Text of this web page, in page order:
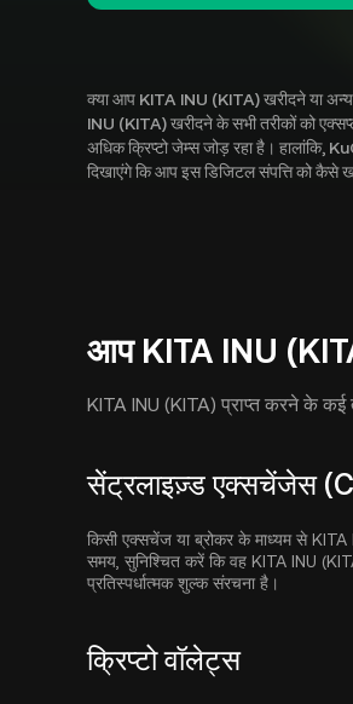
क्या आप KITA INU (KITA) खरीदने या
INU (KITA) खरीदने के सभी तरीकों को
अधिक क्रिप्टो जेम्स जोड़ रहा है। हालांकि,
दिखाएंगे कि आप इस डिजिटल संपत्ति को कैसे
आप KITA INU
KITA INU (KITA) प्राप्त करने के
सेंट्रलाइज़्ड एक्सचेंजेस
किसी एक्सचेंज या ब्रोकर के माध्यम से
समय, सुनिश्चित करें कि वह KITA INU
प्रतिस्पर्धात्मक शुल्क संरचना है।
क्रिप्टो वॉलेट्स